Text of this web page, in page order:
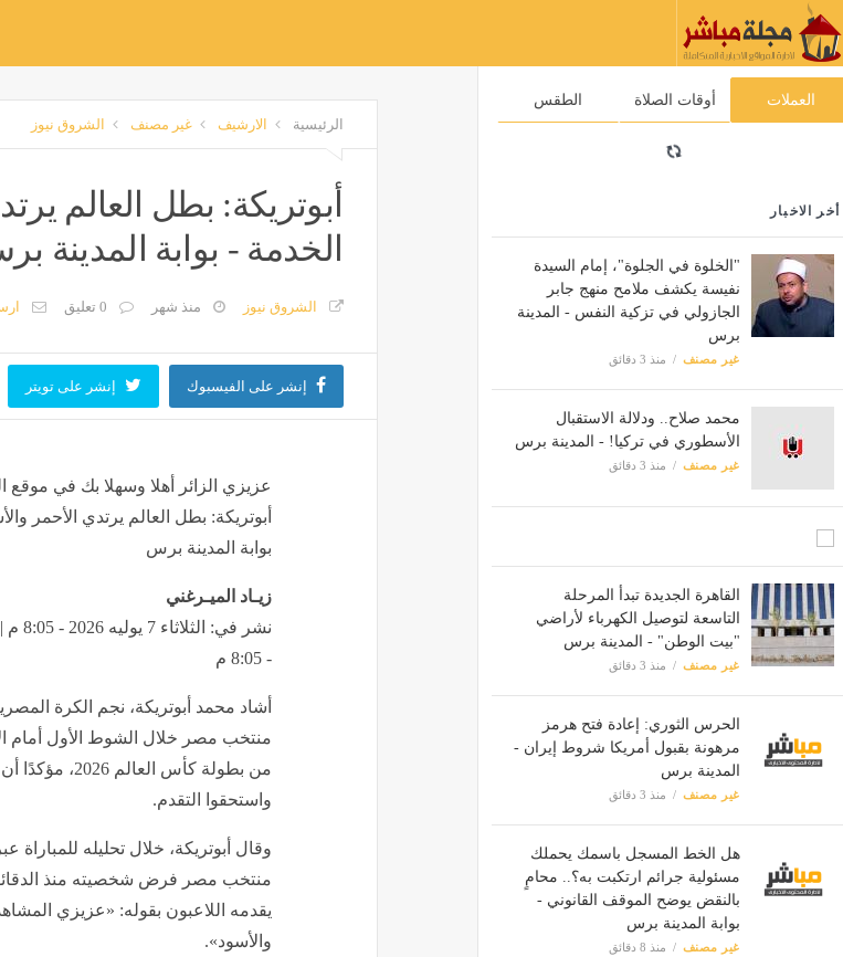
العملات أوقات الصلاة الطقس
أخر الاخبار
"الخلوة في الجلوة"، إمام السيدة
نفيسة يكشف ملامح منهج جابر
الجازولي في تزكية النفس - المدينة
برس
غير مصنف منذ 3 دقائق
محمد صلاح.. ودلالة الاستقبال
الأسطوري في تركيا! - المدينة برس
غير مصنف منذ 3 دقائق
القاهرة الجديدة تبدأ المرحلة
التاسعة لتوصيل الكهرباء لأراضي
"بيت الوطن" - المدينة برس
غير مصنف منذ 3 دقائق
الحرس الثوري: إعادة فتح هرمز
مرهونة بقبول أمريكا شروط إيران -
المدينة برس
غير مصنف منذ 3 دقائق
هل الخط المسجل باسمك يحملك
مسئولية جرائم ارتكبت به؟.. محامٍ
بالنقض يوضح الموقف القانوني -
بوابة المدينة برس
غير مصنف منذ 8 دقائق
الرئيسية الارشيف غير مصنف الشروق نيوز
أبوتريكة: بطل العالم
الخدمة - بوابة المدينة
الشروق نيوز منذ شهر 0 تعليق
إنشر على الفيسبوك إنشر على تويتر
عزيزي الزائر أهلا وسهلا بك في موقع
أبوتريكة: بطل العالم يرتدي الأحمر
بوابة المدينة برس
زيـاد الميـرغني
- 8:05 م
أشاد محمد أبوتريكة، نجم الكرة
من بطولة كأس
واستحقوا التقدم.
وقال أبوتريكة، خلال تحليله
منتخب مصر فرض شخصيته منذ الدقائق
يقدمه اللاعبون بقوله: «عزيزي
والأسود».